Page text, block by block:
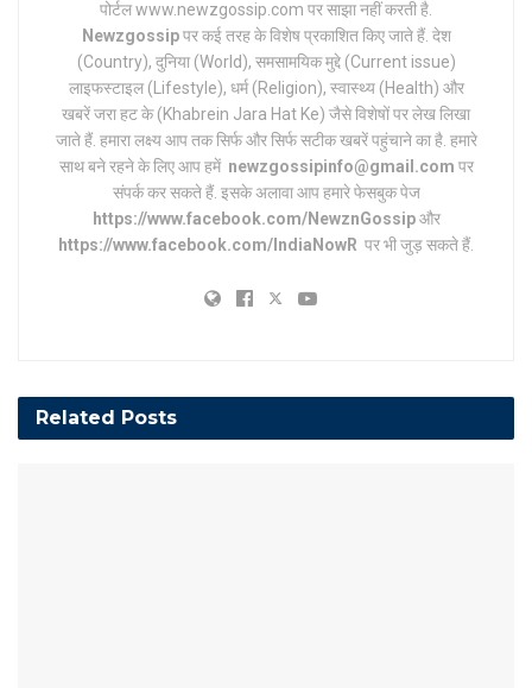
पोर्टल www.newzgossip.com पर साझा नहीं करती है.
Newzgossipपर कई तरह के विशेष प्रकाशित किए जाते हैं. देश
(Country), दुनिया (World), समसामयिक मुद्दे (Current issue)
लाइफस्टाइल (Lifestyle), धर्म (Religion), स्वास्थ्य (Health) और
खबरें जरा हट के (Khabrein Jara Hat Ke) जैसे विशेषों पर लेख लिखा
जाते हैं. हमारा लक्ष्य आप तक सिर्फ और सिर्फ सटीक खबरें पहुंचाने का है. हमारे
साथ बने रहने के लिए आप हमें newzgossipinfo@gmail.com पर
संपर्क कर सकते हैं. इसके अलावा आप हमारे फेसबुक पेज
https://www.facebook.com/NewznGossipऔर
https://www.facebook.com/IndiaNowR पर भी जुड़ सकते हैं.
Related Posts